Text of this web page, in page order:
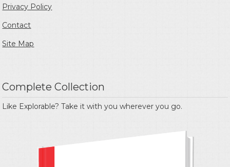
Privacy Policy
Contact
Site Map
Complete Collection
Like Explorable? Take it with you wherever you go.